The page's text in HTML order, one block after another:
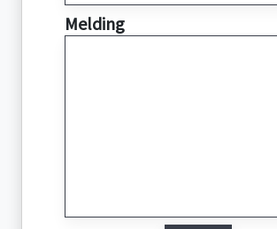
Melding